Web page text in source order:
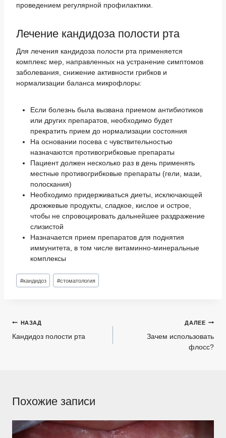
проведением регулярной профилактики.
Лечение кандидоза полости рта
Для лечения кандидоза полости рта применяется
комплекс мер, направленных на устранение симптомов
заболевания, снижение активности грибков и
нормализации баланса микрофлоры:
Если болезнь была вызвана приемом антибиотиков
или других препаратов, необходимо будет
прекратить прием до нормализации состояния
На основании посева с чувствительностью
назначаются противогрибковые препараты
Пациент должен несколько раз в день применять
местные противогрибковые препараты (гели, мази,
полоскания)
Необходимо придерживаться диеты, исключающей
дрожжевые продукты, сладкое, кислое и острое,
чтобы не спровоцировать дальнейшее раздражение
слизистой
Назначается прием препаратов для поднятия
иммунитета, в том числе витаминно-минеральные
комплексы
Метки
записи:
#кандидоз #стоматология
Навигация
по
НАЗАД
Кандидоз полости рта
ДАЛЕЕ
Зачем использовать
флосс?
Похожие записи